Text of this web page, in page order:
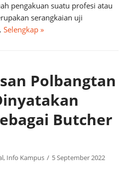
pengakuan suatu profesi atau
serangkaian uji
Selengkap »
Polbangtan
Butcher
, Info Kampus 5 September 2022